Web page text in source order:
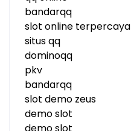
bandarqq
slot online terpercaya
situs qq
dominoqq
pkv
bandarqq
slot demo zeus
demo slot